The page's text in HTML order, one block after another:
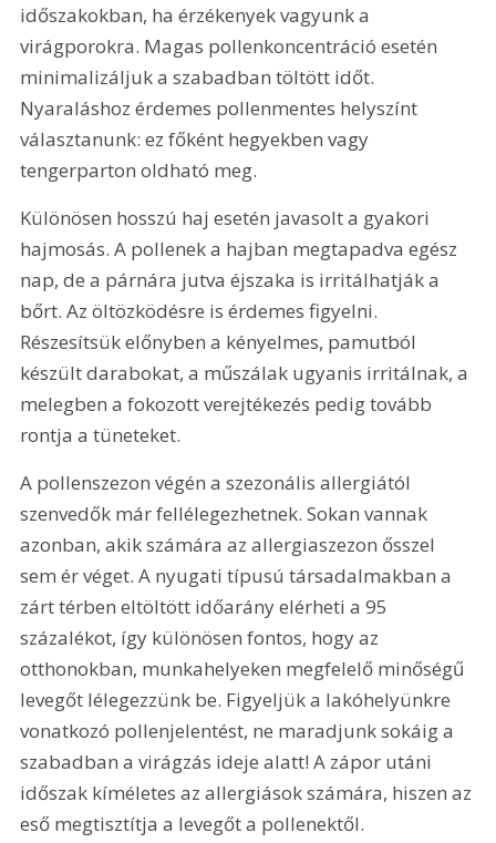
időszakokban, ha érzékenyek vagyunk a
virágporokra. Magas pollenkoncentráció esetén
minimalizáljuk a szabadban töltött időt.
Nyaraláshoz érdemes pollenmentes helyszínt
választanunk: ez főként hegyekben vagy
tengerparton oldható meg.
Különösen hosszú haj esetén javasolt a gyakori
hajmosás. A pollenek a hajban megtapadva egész
nap, de a párnára jutva éjszaka is irritálhatják a
bőrt. Az öltözködésre is érdemes figyelni.
Részesítsük előnyben a kényelmes, pamutból
készült darabokat, a műszálak ugyanis irritálnak, a
melegben a fokozott verejtékezés pedig tovább
rontja a tüneteket.
A pollenszezon végén a szezonális allergiától
szenvedők már fellélegezhetnek. Sokan vannak
azonban, akik számára az allergiaszezon ősszel
sem ér véget. A nyugati típusú társadalmakban a
zárt térben eltöltött időarány elérheti a 95
százalékot, így különösen fontos, hogy az
otthonokban, munkahelyeken megfelelő minőségű
levegőt lélegezzünk be. Figyeljük a lakóhelyünkre
vonatkozó pollenjelentést, ne maradjunk sokáig a
szabadban a virágzás ideje alatt! A zápor utáni
időszak kíméletes az allergiások számára, hiszen az
eső megtisztítja a levegőt a pollenektől.